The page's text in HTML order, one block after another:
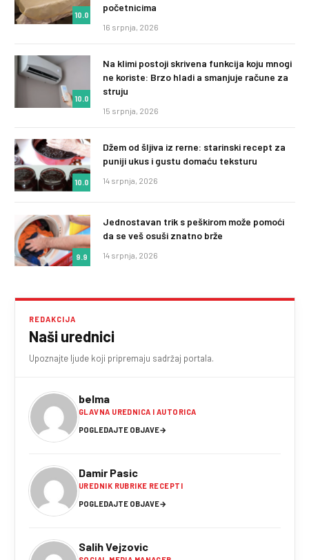
10.0
početnicima
16 srpnja, 2026
10.0
Na klimi postoji skrivena funkcija koju mnogi
ne koriste: Brzo hladi a smanjuje račune za
struju
15 srpnja, 2026
10.0
Džem od šljiva iz rerne: starinski recept za
puniji ukus i gustu domaću teksturu
14 srpnja, 2026
9.9
Jednostavan trik s peškirom može pomoći
da se veš osuši znatno brže
14 srpnja, 2026
REDAKCIJA
Naši urednici
Upoznajte ljude koji pripremaju sadržaj portala.
belma
GLAVNA UREDNICA I AUTORICA
POGLEDAJTE OBJAVE→
Damir Pasic
UREDNIK RUBRIKE RECEPTI
POGLEDAJTE OBJAVE→
Salih Vejzovic